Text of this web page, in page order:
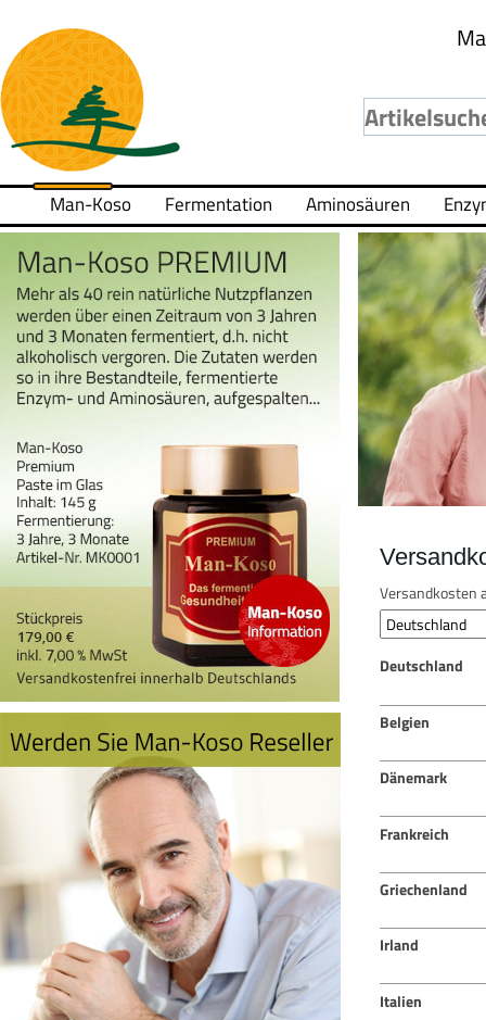
Man-Koso Fermentation Aminosäuren
Versandkosten
Deutschland
Belgien
Dänemark
Frankreich
Griechenland
Irland
Italien